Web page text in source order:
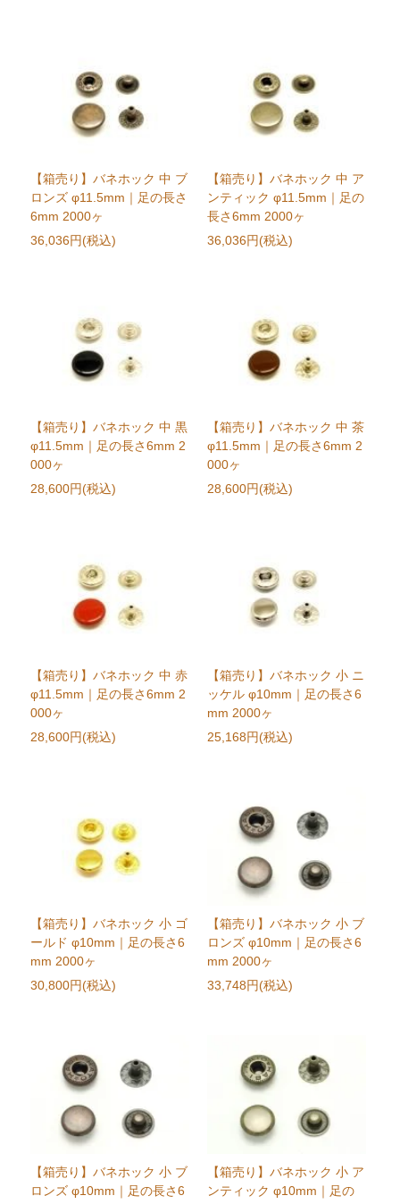
【箱売り】バネホック 中 ブ
ロンズ φ11.5mm｜足の長さ
6mm 2000ヶ
36,036円(税込)
【箱売り】バネホック 中 ア
ンティック φ11.5mm｜足の
長さ6mm 2000ヶ
36,036円(税込)
【箱売り】バネホック 中 黒
φ11.5mm｜足の長さ6mm 2
000ヶ
28,600円(税込)
【箱売り】バネホック 中 茶
φ11.5mm｜足の長さ6mm 2
000ヶ
28,600円(税込)
【箱売り】バネホック 中 赤
φ11.5mm｜足の長さ6mm 2
000ヶ
28,600円(税込)
【箱売り】バネホック 小 ニ
ッケル φ10mm｜足の長さ6
mm 2000ヶ
25,168円(税込)
【箱売り】バネホック 小 ゴ
ールド φ10mm｜足の長さ6
mm 2000ヶ
30,800円(税込)
【箱売り】バネホック 小 ブ
ロンズ φ10mm｜足の長さ6
mm 2000ヶ
33,748円(税込)
【箱売り】バネホック 小 ブ
ロンズ φ10mm｜足の長さ6
【箱売り】バネホック 小 ア
ンティック φ10mm｜足の